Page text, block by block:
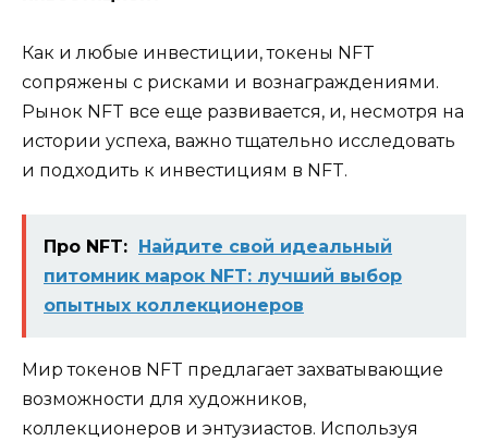
Как и любые инвестиции, токены NFT
сопряжены с рисками и вознаграждениями.
Рынок NFT все еще развивается, и, несмотря на
истории успеха, важно тщательно исследовать
и подходить к инвестициям в NFT.
Про NFT:
Найдите свой идеальный
питомник марок NFT: лучший выбор
опытных коллекционеров
Мир токенов NFT предлагает захватывающие
возможности для художников,
коллекционеров и энтузиастов. Используя